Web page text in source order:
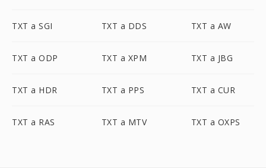
TXT a SGI TXT a DDS TXT a AW
TXT a ODP TXT a XPM TXT a JBG
TXT a HDR TXT a PPS TXT a CUR
TXT a RAS TXT a MTV TXT a OXPS